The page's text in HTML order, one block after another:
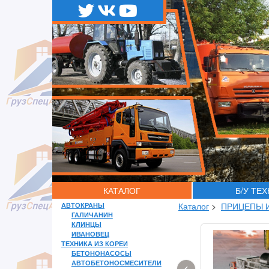
КАТАЛОГ Б/У
АВТОКРАНЫ
ГАЛИЧАНИН
КЛИНЦЫ
ИВАНОВЕЦ
ТЕХНИКА ИЗ КОРЕИ
БЕТОНОНАСОСЫ
АВТОБЕТОНОСМЕСИТЕЛИ
Каталог > ПРИЦЕПЫ